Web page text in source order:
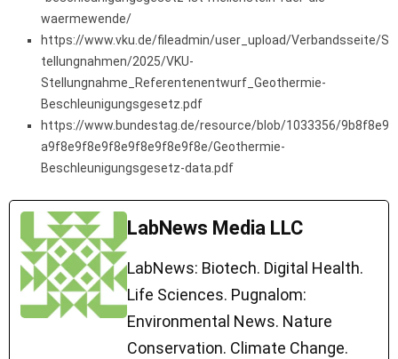
waermewende/
https://www.vku.de/fileadmin/user_upload/Verbandsseite/S
tellungnahmen/2025/VKU-
Stellungnahme_Referentenentwurf_Geothermie-
Beschleunigungsgesetz.pdf
https://www.bundestag.de/resource/blob/1033356/9b8f8e9
a9f8e9f8e9f8e9f8e9f8e9f8e/Geothermie-
Beschleunigungsgesetz-data.pdf
LabNews Media LLC
LabNews: Biotech. Digital Health.
Life Sciences. Pugnalom:
Environmental News. Nature
Conservation. Climate Change.